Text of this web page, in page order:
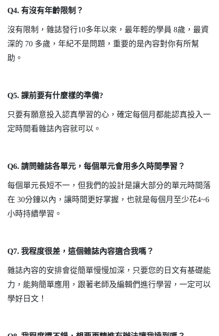
Q4. 有沒有年齡限制？
沒有限制，雜誌發行10多年以來，最年輕的學員 8歲，最資
深的 70 多歲，年紀不是問題，重要的是內容對你有所幫
助。
Q5. 課前要有什麼樣的準備?
只要有願意投入認真學習的心，確定每個月都能認真投入一
定時間看雜誌內容就可以。
Q6. 請問雜誌各單元，每個單元會用多久時間學習？
每個單元長短不一，但我們的設計是讓大部分的單元時間落
在 30分鐘以內，讓時間更好掌握，也就是每個月至少花4~6
小時持續學習。
Q7. 我程度很差，這個雜誌內容適合我嗎？
雜誌內容的安排會從簡單慢慢加深，只要您的日文有基礎能
力，能夠簡單應用，跟著老師及編輯們進行學習，一定可以
學好日文！